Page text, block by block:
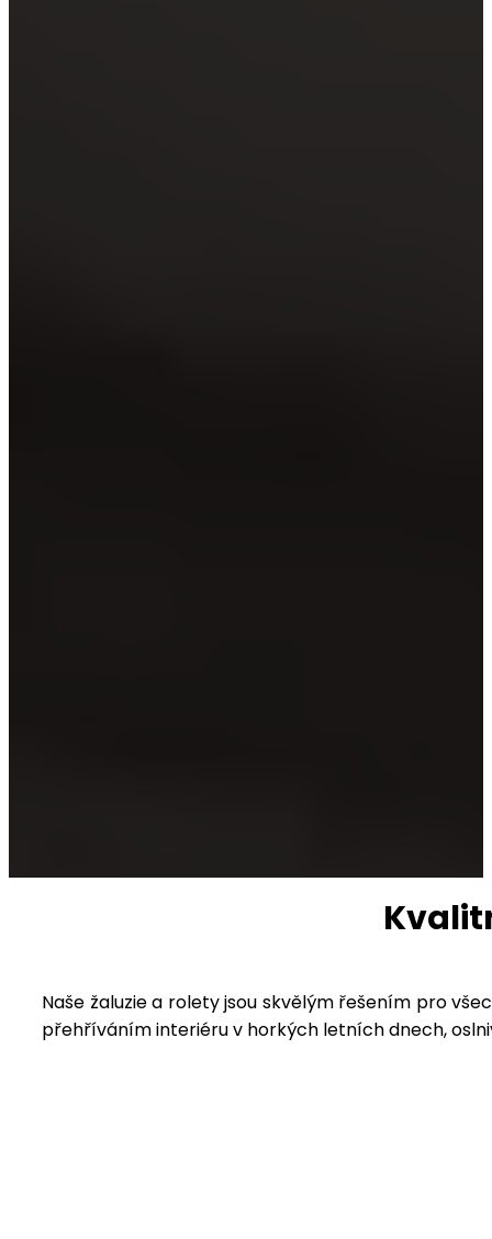
Naše žaluzie a rolety jsou skvělým řešením pro
přehříváním interiéru v horkých letních dnech,